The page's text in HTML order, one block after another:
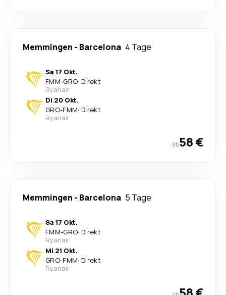
Memmingen - Barcelona 4 Tage
Sa 17 Okt.
FMM-GRO· Direkt
Ryanair
Di 20 Okt.
GRO-FMM· Direkt
Ryanair
ab58 €
Memmingen - Barcelona 5 Tage
Sa 17 Okt.
FMM-GRO· Direkt
Ryanair
Mi 21 Okt.
GRO-FMM· Direkt
Ryanair